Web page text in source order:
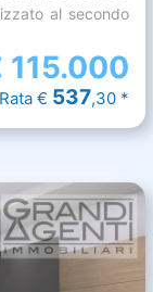
al secondo
115.000
Rata € 537,30 *